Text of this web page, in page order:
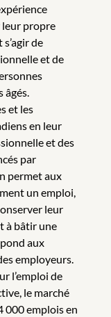
leur propre
de
et de
âgés.
et les
en leur
et des
par
permet aux
un emploi,
leur
à bâtir une
aux
employeurs.
l’emploi de
le marché
000 emplois en